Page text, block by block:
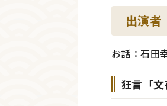
出演者
お話：石田
狂言「文